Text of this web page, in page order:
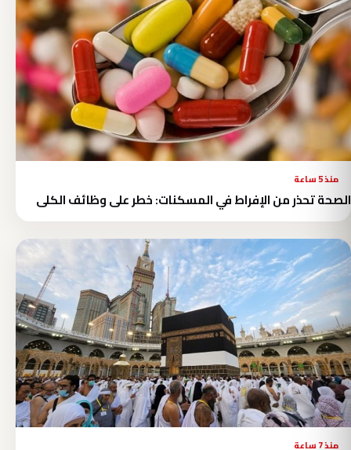
منذ 5 ساعة
الصحة تحذر من الإفراط في المسكنات: خطر على وظائف الكلى
منذ 7 ساعة